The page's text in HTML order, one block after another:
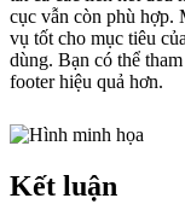
cục vẫn còn phù hợp.
vụ tốt cho mục tiêu
dùng. Bạn có thể
footer hiệu quả hơn.
Kết luận